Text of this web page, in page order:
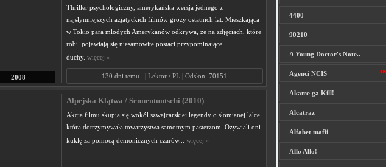
2008
Thriller psychologiczny, amerykańska wersja jednego z
najsłynniejszych azjatyckich filmów grozy ostatnich lat. Mieszkająca
w Tokio para młodych Amerykanów odkrywa, że na zdjęciach, które
robi, pojawiają się niesamowite postaci przypominające
duchy. więcej »
130 dni temu.. | Lektor / PL | Odsłon: 70151
Alpejska Klątwa / Sennentuntschi (2010)
Akcja filmu skupia się wokół szwajcarskiej legendy o słomianej lalce,
która dotrzymywała towarzystwa samotnym pasterzom. Ożywiali oni
kukłę za pomocą demonicznych czarów... więcej »
4400
90210
A Young Doctor's Note..
Agenci NCIS
Akame ga Kill!
Alcatraz
Alfabet mafii
Allo Allo!